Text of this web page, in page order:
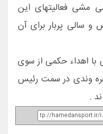
مشی فعالیتهای این
سالی پربار برای آن
با اهداء حکمی از سوی
وندی در سمت رئیس
.